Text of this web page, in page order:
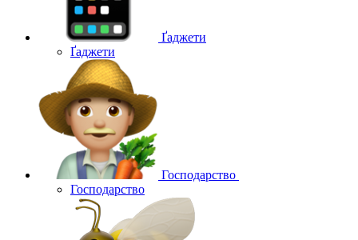
Ґаджети
Ґаджети
Господарство
Господарство